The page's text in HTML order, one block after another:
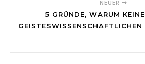
NEUER
5 GRÜNDE, WARUM